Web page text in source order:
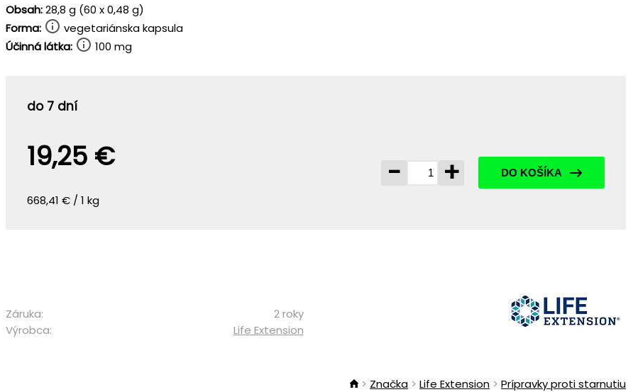
Obsah:28,8 g (60 x 0,48 g)
Forma:
vegetariánska kapsula
Účinná látka:
100 mg
do 7 dní
19,25 €
668,41 € / 1 kg
- + DO KOŠÍKA
Záruka:
2 roky
Výrobca:
Life Extension
Značka Life Extension Prípravky proti starnutiu